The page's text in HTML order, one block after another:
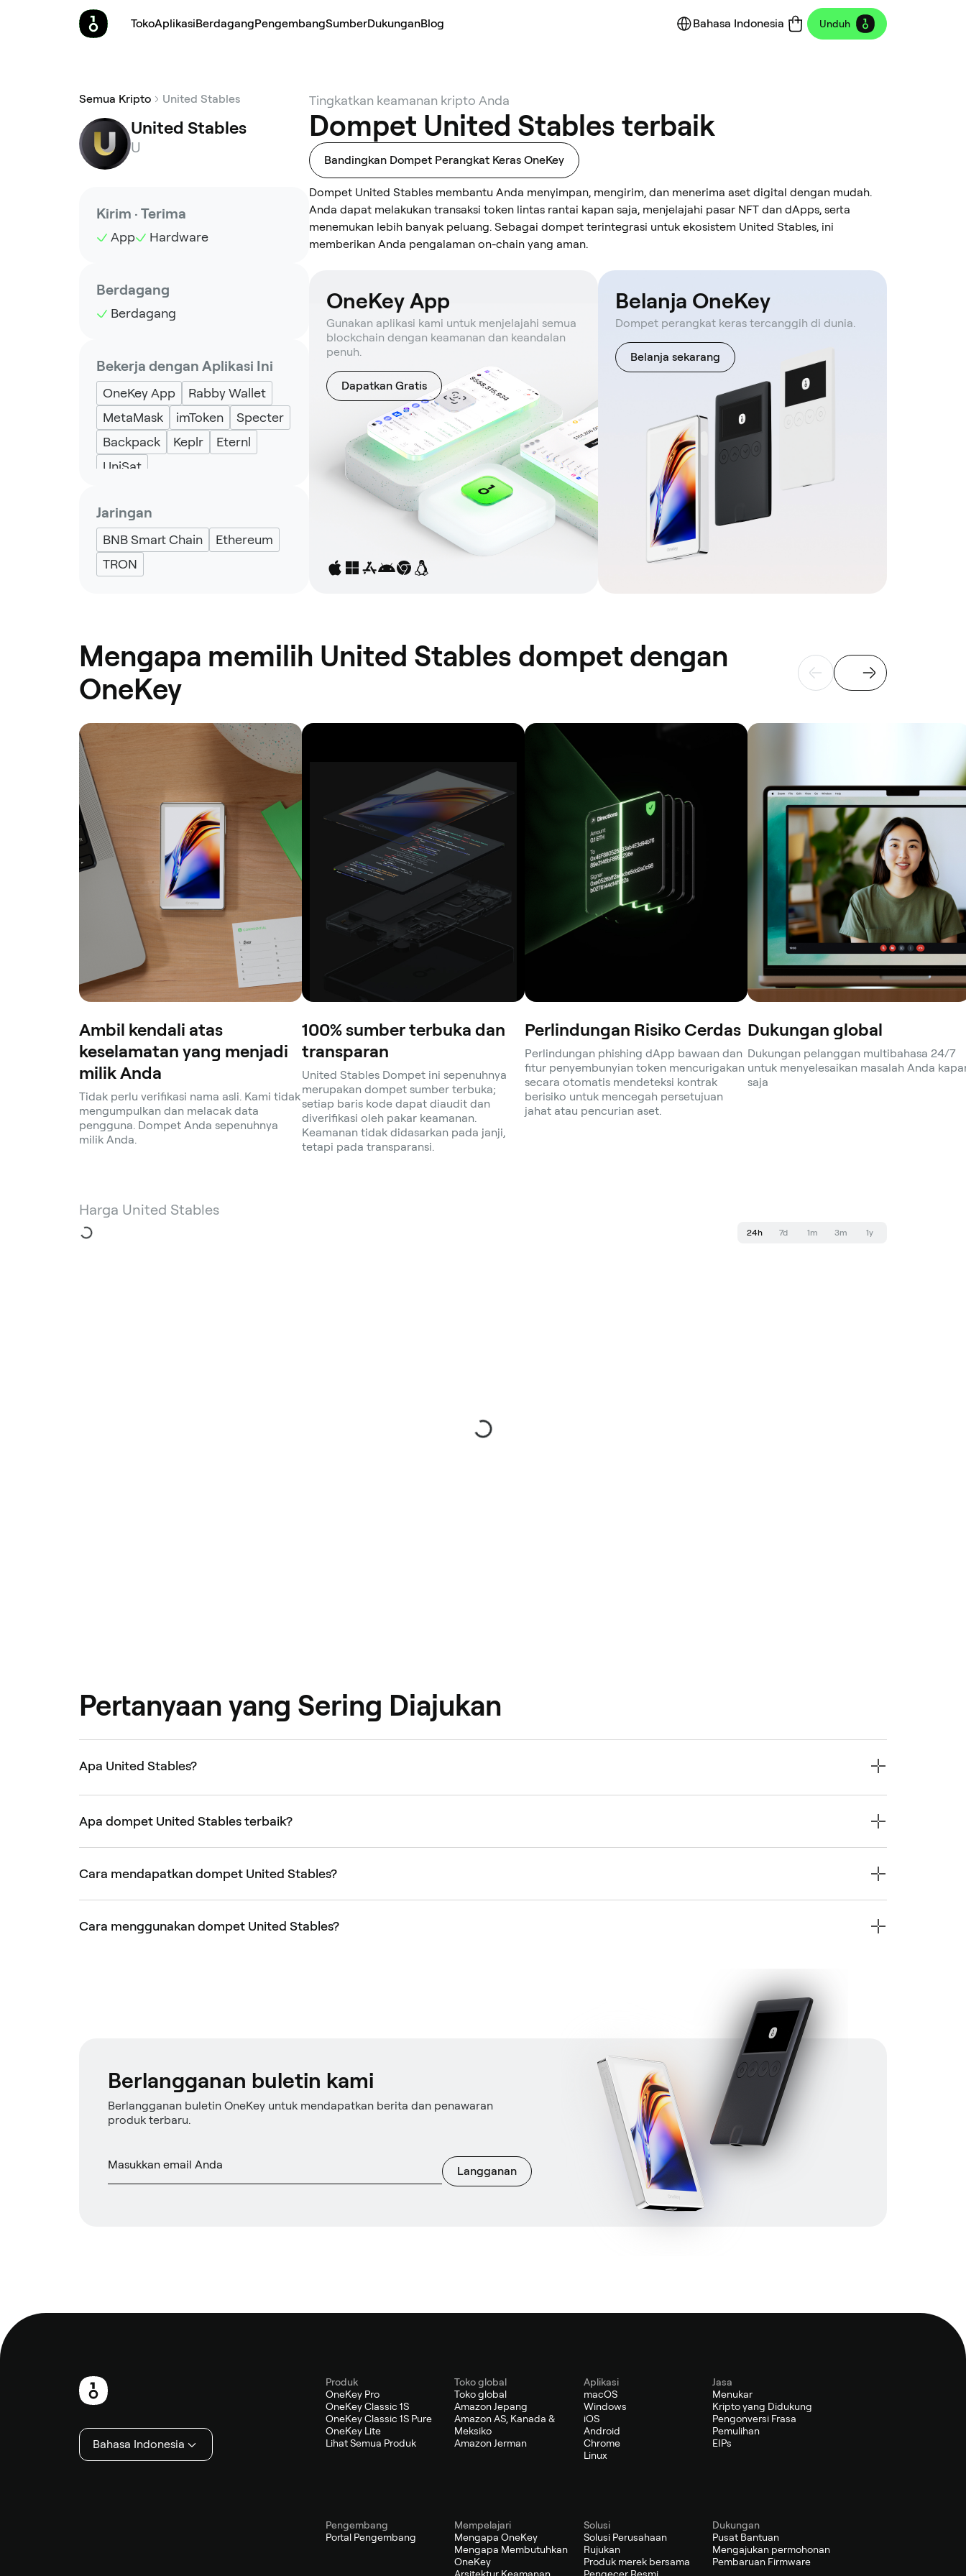
TokoAplikasiBerdagangPengembangSumberDukunganBlog Bahasa Indonesia Unduh
Semua Kripto United Stables
United Stables
U
Kirim · Terima
App Hardware
Berdagang
Berdagang
Bekerja dengan Aplikasi Ini
OneKey App
Rabby Wallet
MetaMask
imToken
Specter
Backpack
Keplr
Eternl
UniSat
Jaringan
BNB Smart Chain
Ethereum
TRON
Tingkatkan keamanan kripto Anda
Dompet United Stables terbaik
Bandingkan Dompet Perangkat Keras OneKey
Dompet United Stables membantu Anda menyimpan, mengirim, dan menerima aset digital dengan mudah.
Anda dapat melakukan transaksi token lintas rantai kapan saja, menjelajahi pasar NFT dan dApps, serta
menemukan lebih banyak peluang. Sebagai dompet terintegrasi untuk ekosistem United Stables, ini
memberikan Anda pengalaman on-chain yang aman.
OneKey App
Gunakan aplikasi kami untuk menjelajahi semua
blockchain dengan keamanan dan keandalan
penuh.
Dapatkan Gratis
Belanja OneKey
Dompet perangkat keras tercanggih di dunia.
Belanja sekarang
Mengapa memilih United Stables dompet dengan
OneKey
Ambil kendali atas
keselamatan yang menjadi
milik Anda
Tidak perlu verifikasi nama asli. Kami tidak
mengumpulkan dan melacak data
pengguna. Dompet Anda sepenuhnya
milik Anda.
100% sumber terbuka dan
transparan
United Stables Dompet ini sepenuhnya
merupakan dompet sumber terbuka;
setiap baris kode dapat diaudit dan
diverifikasi oleh pakar keamanan.
Keamanan tidak didasarkan pada janji,
tetapi pada transparansi.
Perlindungan Risiko Cerdas
Perlindungan phishing dApp bawaan dan
fitur penyembunyian token mencurigakan
secara otomatis mendeteksi kontrak
berisiko untuk mencegah persetujuan
jahat atau pencurian aset.
Dukungan global
Dukungan pelanggan multibahasa 24/7
untuk menyelesaikan masalah Anda
saja
Harga United Stables
24h 7d 1m 3m 1y
Pertanyaan yang Sering Diajukan
Apa United Stables?
Apa dompet United Stables terbaik?
Cara mendapatkan dompet United Stables?
Cara menggunakan dompet United Stables?
Berlangganan buletin kami
Berlangganan buletin OneKey untuk mendapatkan berita dan penawaran
produk terbaru.
Langganan
Bahasa Indonesia
Produk
OneKey Pro
OneKey Classic 1S
OneKey Classic 1S Pure
OneKey Lite
Lihat Semua Produk
Toko global
Toko global
Amazon Jepang
Amazon AS, Kanada &
Meksiko
Amazon Jerman
Aplikasi
macOS
Windows
iOS
Android
Chrome
Linux
Jasa
Menukar
Kripto yang Didukung
Pengonversi Frasa
Pemulihan
EIPs
Pengembang
Portal Pengembang
Mempelajari
Mengapa OneKey
Mengapa Membutuhkan
OneKey
Solusi
Solusi Perusahaan
Rujukan
Produk merek bersama
Dukungan
Pusat Bantuan
Mengajukan permohonan
Pembaruan Firmware